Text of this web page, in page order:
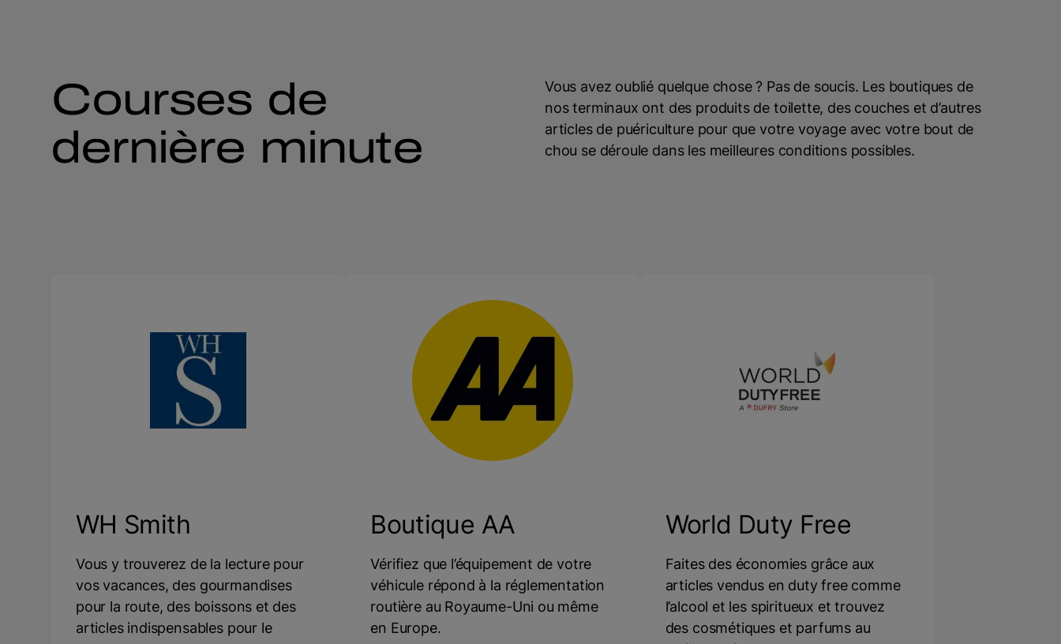
Courses de
dernière minute
Vous avez oublié quelque chose ? Pas de soucis. Les boutiques de
nos terminaux ont des produits de toilette, des couches et d’autres
articles de puériculture pour que votre voyage avec votre bout de
chou se déroule dans les meilleures conditions possibles.
WH Smith
Vous y trouverez de la lecture pour
vos vacances, des gourmandises
pour la route, des boissons et des
articles indispensables pour le
Boutique AA
Vérifiez que l’équipement de votre
véhicule répond à la réglementation
routière au Royaume-Uni ou même
en Europe.
World Duty Free
Faites des économies grâce aux
articles vendus en duty free comme
l’alcool et les spiritueux et trouvez
des cosmétiques et parfums au